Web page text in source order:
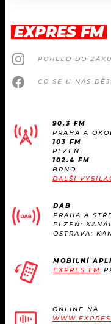
EXPRES FM
POHLED DO
CO SE U NÁS
90.3 FM
PRAHA A
103 FM
PLZEŇ
102.4 FM
BRNO
DALŠÍ
DAB
PRAHA A
PLZEŇ:
OSTRAVA:
MOBILNÍ
EXPRES FM
ONLINE NA